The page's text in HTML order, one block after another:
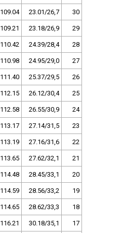
109.04 23.01/26,7 30
109.21 23.18/26,9 29
110.42 24.39/28,4 28
110.98 24.95/29,0 27
111.40 25.37/29,5 26
112.15 26.12/30,4 25
112.58 26.55/30,9 24
113.17 27.14/31,5 23
113.19 27.16/31,6 22
113.65 27.62/32,1 21
114.48 28.45/33,1 20
114.59 28.56/33,2 19
114.65 28.62/33,3 18
116.21 30.18/35,1 17